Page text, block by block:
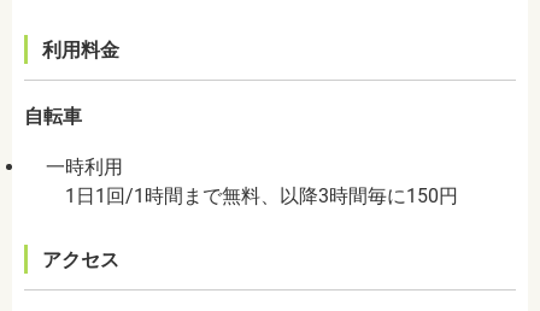
利用料金
自転車
一時利用
1日1回/1時間まで無料、以降3時間毎に150円
アクセス